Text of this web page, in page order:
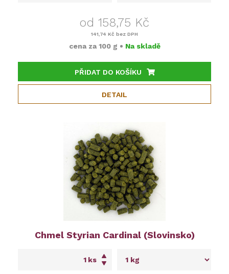
od 158,75 Kč
141,74 Kč bez DPH
cena za 100 g • Na skladě
PŘIDAT DO KOŠÍKU
DETAIL
Chmel Styrian Cardinal (Slovinsko)
ks